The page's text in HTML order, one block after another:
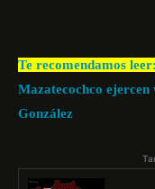
Te recomendamos leer:
Mazatecochco
González